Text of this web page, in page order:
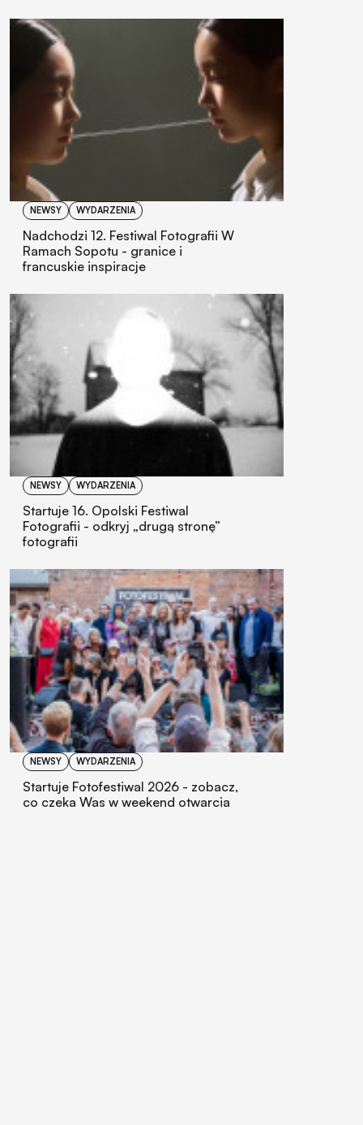
NEWSY WYDARZENIA
Nadchodzi 12. Festiwal Fotografii W
Ramach Sopotu - granice i
francuskie inspiracje
NEWSY WYDARZENIA
Startuje 16. Opolski Festiwal
Fotografii - odkryj „drugą stronę”
fotografii
NEWSY WYDARZENIA
Startuje Fotofestiwal 2026 - zobacz,
co czeka Was w weekend otwarcia